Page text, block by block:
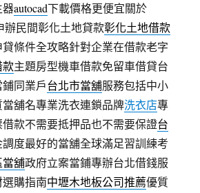
器autocad下載價格更便宜關於
辦民間彰化土地貸款彰化土地借款
條件全攻略針對企業在借款老字
款主題房型機車借款免留車借貸台
同業戶台北市當舖服務包括中小
舖名專業洗衣連鎖品牌洗衣店專
款不需要抵押品也不需要保證台
度最好的當舖全球滿足習訓練考
當舖政府立案當鋪專辦台北借錢服
購指南中壢木地板公司推薦優質